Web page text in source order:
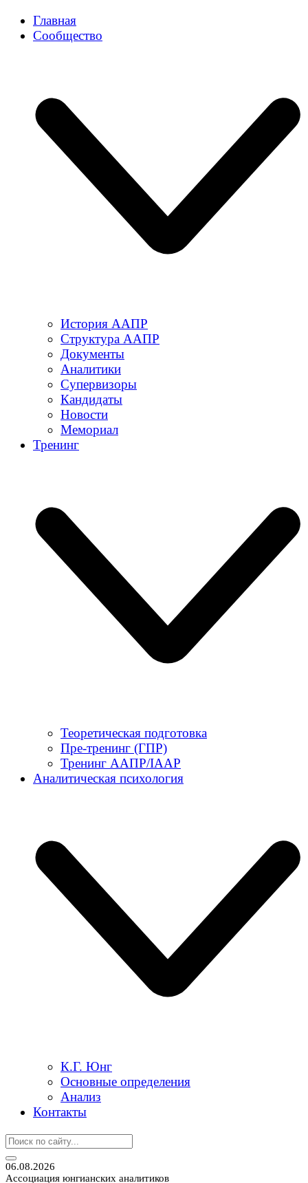
Главная
Сообщество
История ААПР
Структура ААПР
Документы
Аналитики
Супервизоры
Кандидаты
Новости
Мемориал
Тренинг
Теоретическая подготовка
Пре-тренинг (ГПР)
Тренинг ААПР/IAAP
Аналитическая психология
К.Г. Юнг
Основные определения
Анализ
Контакты
06.08.2026
Ассоциация юнгианских аналитиков